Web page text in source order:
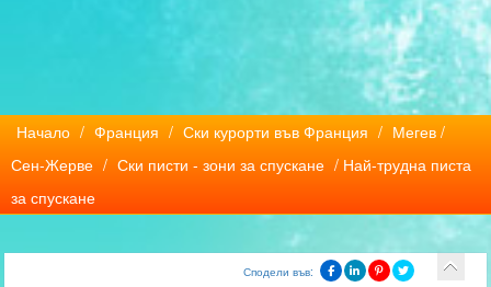
Начало / Франция / Ски курорти във Франция / Мегев /
Сен-Жерве / Ски писти - зони за спускане / Най-трудна писта
за спускане
Сподели във: